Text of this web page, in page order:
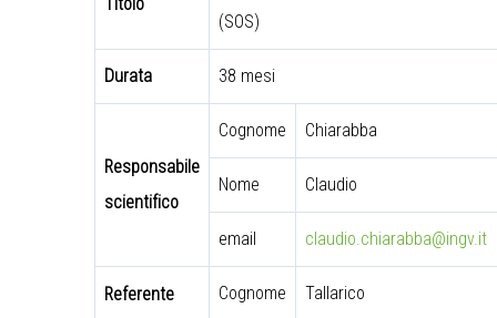
(SOS)
Durata 38 mesi
Responsabile
scientifico
Cognome Chiarabba
Nome Claudio
email claudio.chiarabba@ingv.it
Referente
Cognome Tallarico